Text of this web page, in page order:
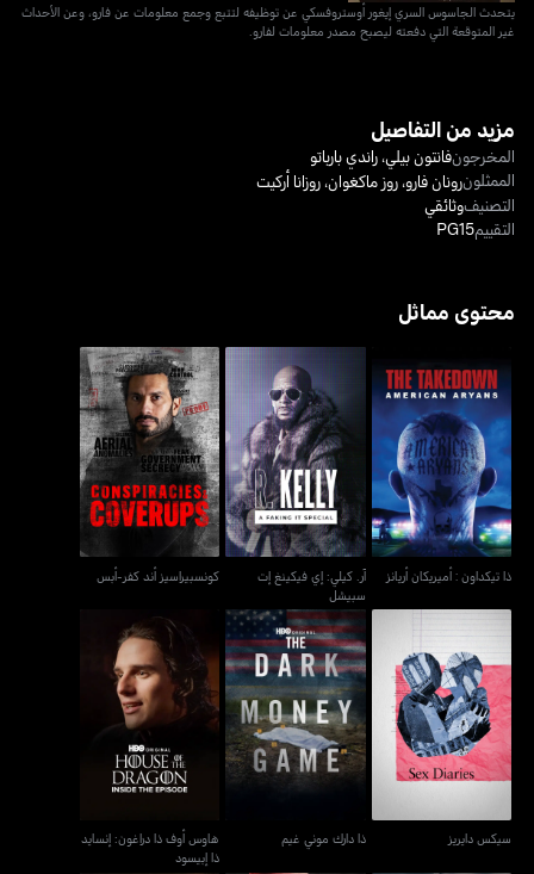
يتحدث الجاسوس السري إيغور أوستروفسكي عن توظيفه لتتبع وجمع معلومات عن فارو، وعن الأحداث
غير المتوقعة التي دفعته ليصبح مصدر معلومات لفارو.
مزيد من التفاصيل
المخرجونفانتون بيلي،راندي بارباتو
الممثلونرونان فارو،روز ماكغوان،روزانا أركيت
التصنيفوثائقي
التقييمPG15
محتوى مماثل
ذا تيكداون : أميريكان أريانز
ذا تيكداون : أميريكان أريانز
آر. كيلي: إي فيكينغ إت
سبيشل
آر. كيلي: إي فيكينغ إت
سبيشل
كونسبيراسيز أند كفر-أبس
كونسبيراسيز أند كفر-أبس
سيكس دايريز
سيكس دايريز
ذا دارك موني غيم
ذا دارك موني غيم
هاوس أوف ذا دراغون:
إنسايد ذا إبيسود
هاوس أوف ذا دراغون: إنسايد
ذا إبيسود